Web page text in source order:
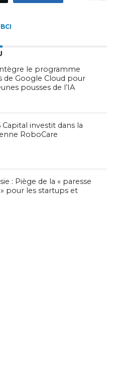
le programme
de Google Cloud pour
pousses de l’IA
Capital investit dans la
RoboCare
: Piège de la « paresse
pour les startups et